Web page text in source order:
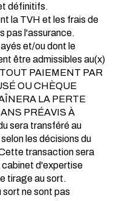
définitifs.
la TVH et les frais de
pas l'assurance.
et/ou dont le
être admissibles au(x)
PAIEMENT PAR
OU CHÈQUE
LA PERTE
PRÉAVIS À
sera transféré au
les décisions du
transaction sera
cabinet d'expertise
tirage au sort.
ne sont pas